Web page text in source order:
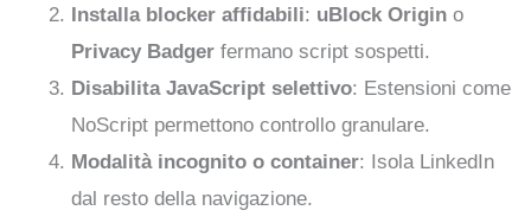
Installa blocker affidabili: uBlock Origin o
Privacy Badger fermano script sospetti.
Disabilita JavaScript selettivo: Estensioni come
NoScript permettono controllo granulare.
Modalità incognito o container: Isola LinkedIn
dal resto della navigazione.